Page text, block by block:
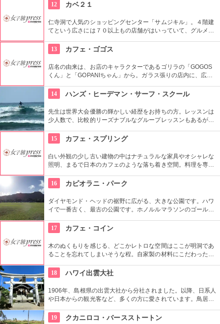
12
カベ２１
仁寺洞で人気のショッピングセンター「サムジキル」。４階建
てという広さには７０以上もの店舗がはいっていて、グルメや
では螺細製品や乗り下など、韓国の伝統工芸品を取り扱い、お
気に入りの１つが見つかるはず。
13 カフェ・ゴゴス
店名の由来は、お店のキャラクターであるゴリラの「GOGOS
くん」と「GOPANIちゃん」から。ガラス張りの店内に、広々
や生のフルーツを使ったミックスジュースなど、ヘルシーで満
足なメニューが豊富なので、友達や家族、恋人と楽しい時間を
過ごせます。
14 ハンズ・ヒーデマン・サーフ・スクール
先生は世界大会優勝の輝かしい経歴をお持ちの方。レッスンは
少人数で、比較的リーズナブルなグループレッスンもあるが、
心者の方も基本動作からきちんと学んで、いざ海へ！
15 カフェ・スプリング
白い外観の少し古い建物の中はナチュラルな家具やオシャレな
照明、まるで日本のカフェのような落ち着き空間。料理を専門
どれもほっとする味わいのものばかり。
16 カピオラニ・パーク
ダイヤモンド・ヘッドの裾野に広がる、大きな公園です。ハワ
イで一番古く、最古の公園です。ホノルルマラソンのゴール地
て、クイーン・カピオラニの名前が冠せられました。
17 カフェ・コイン
木のぬくもりを感じる、どこかレトロな空間はここが明洞であ
ることを忘れてしまいそうな程。自家製の材料にこだわったカ
の「おもてなし」に驚くはず。接客の良さや、お味に、ここは
ホテル？とため息がでてしまうかも。
18 ハワイ出雲大社
1906年、島根県の出雲大社から分社されました。以降、日系人
や日本からの観光客など、多くの方に愛されています。鳥居や
りそう。日本とハワイで2度お祈りされたお守りも好評です。
19 クカニロコ・バースストートン